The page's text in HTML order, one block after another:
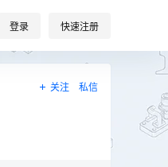
登录 快速注册
关注 私信